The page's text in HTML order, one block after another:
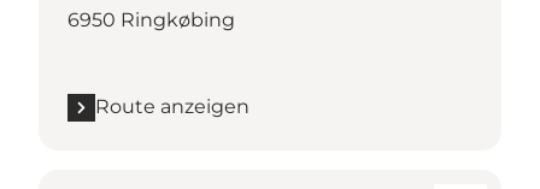
6950 Ringkøbing
Route anzeigen